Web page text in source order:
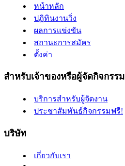
หน้าหลัก
ปฏิทินงานวิ่ง
ผลการแข่งขัน
สถานะการสมัคร
ตั้งค่า
สำหรับเจ้าของหรือผู้จัดกิจกรรม
บริการสำหรับผู้จัดงาน
ประชาสัมพันธ์กิจกรรมฟรี!
บริษัท
เกี่ยวกับเรา